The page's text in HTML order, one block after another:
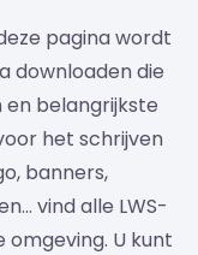
pagina wordt
downloaden die
en belangrijkste
het schrijven
banners,
vind alle LWS-
U kunt